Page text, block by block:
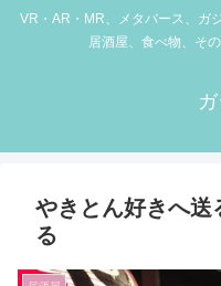
VR・AR・MR、メタバース、ガ
居酒屋、食べ物、そ
やきとん好きへ送
る